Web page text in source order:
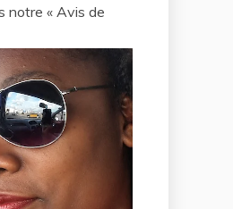
notre « Avis de